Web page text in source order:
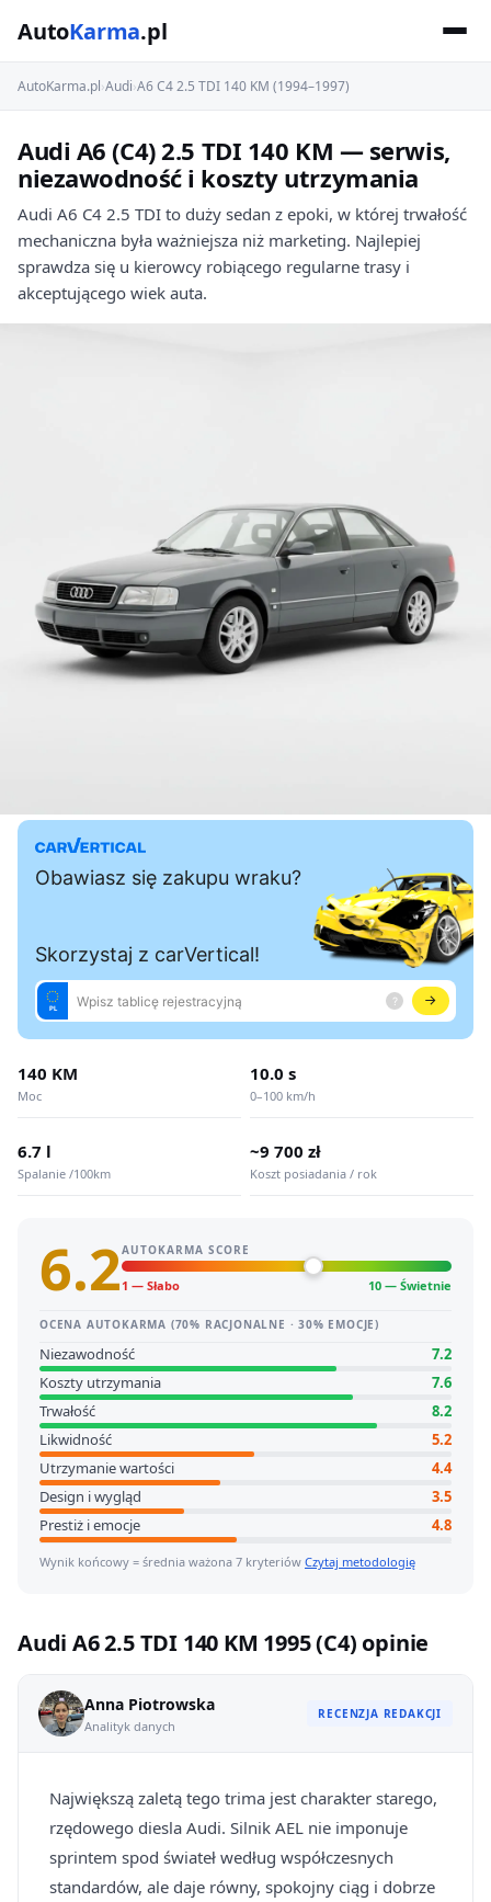
AutoKarma.pl
AutoKarma.pl›Audi›A6 C4 2.5 TDI 140 KM (1994–1997)
Audi A6 (C4) 2.5 TDI 140 KM — serwis,
niezawodność i koszty utrzymania
Audi A6 C4 2.5 TDI to duży sedan z epoki, w której trwałość
mechaniczna była ważniejsza niż marketing. Najlepiej
sprawdza się u kierowcy robiącego regularne trasy i
akceptującego wiek auta.
140 KM
Moc
10.0 s
0–100 km/h
6.7 l
Spalanie /100km
~9 700 zł
Koszt posiadania / rok
6.2AUTOKARMA SCORE
1 — Słabo 10 — Świetnie
OCENA AUTOKARMA (70% RACJONALNE · 30% EMOCJE)
Niezawodność
7.2
Koszty utrzymania
7.6
Trwałość
8.2
Likwidność
5.2
Utrzymanie wartości
4.4
Design i wygląd
3.5
Prestiż i emocje
4.8
Wynik końcowy = średnia ważona 7 kryteriów Czytaj metodologię
Audi A6 2.5 TDI 140 KM 1995 (C4) opinie
Anna Piotrowska
Analityk danych
RECENZJA REDAKCJI
Największą zaletą tego trima jest charakter starego,
rzędowego diesla Audi. Silnik AEL nie imponuje
sprintem spod świateł według współczesnych
standardów, ale daje równy, spokojny ciąg i dobrze